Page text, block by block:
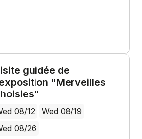
guidée de
"Merveilles
08/12
Wed 08/19
08/26